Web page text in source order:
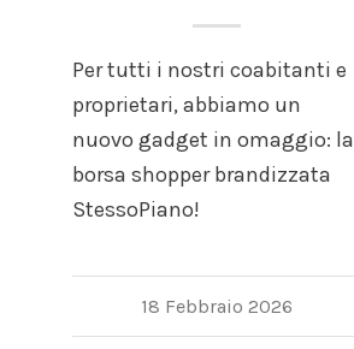
Per tutti i nostri coabitanti e
proprietari, abbiamo un
nuovo gadget in omaggio: la
borsa shopper brandizzata
StessoPiano!
18 Febbraio 2026